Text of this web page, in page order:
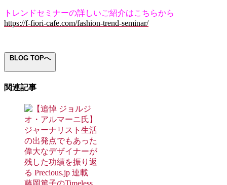
トレンドセミナーの詳しいご紹介はこちらから
https://f-fiori-cafe.com/fashion-trend-seminar/
BLOG TOPへ
関連記事